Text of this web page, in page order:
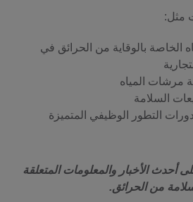
مثل:
الخاصة بالوقاية من الحرائق في
مرشات المياه
السلامة
التطور الوظيفي المتميزة
أحدث الأخبار والمعلومات المتعلقة
من الحرائق.